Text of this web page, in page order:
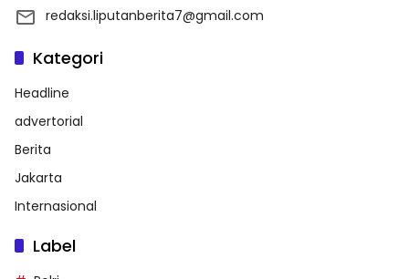
redaksi.liputanberita7@gmail.com
Kategori
Headline
advertorial
Berita
Jakarta
Internasional
Label